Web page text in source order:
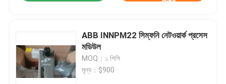
মান নিয়ন্ত্রণ
আমাদের সাথে যোগাযোগ
ABB INNPM22 সিম্ফনি নেটওয়ার্ক প্রসেস
মডিউল
MOQ：১ পিসি
মূল্য：$900